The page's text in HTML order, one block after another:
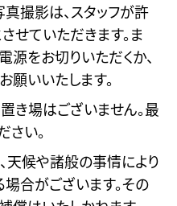
撮影は、スタッフが許
せていただきます。ま
をお切りいただくか、
願いいたします。
き場はございません。最
さい。
天候や諸般の事情により
合がございます。その